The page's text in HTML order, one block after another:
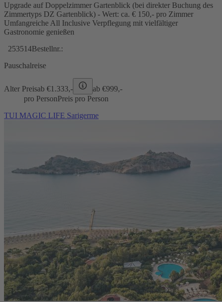
Upgrade auf Doppelzimmer Gartenblick (bei direkter Buchung des
Zimmertyps DZ Gartenblick) - Wert: ca. € 150,- pro Zimmer
Umfangreiche All Inclusive Verpflegung mit vielfältiger
Gastronomie genießen
253514Bestellnr.:
Pauschalreise
Alter Preisab €1.333,- ab €999,-
pro PersonPreis pro Person
TUI MAGIC LIFE Sarigerme